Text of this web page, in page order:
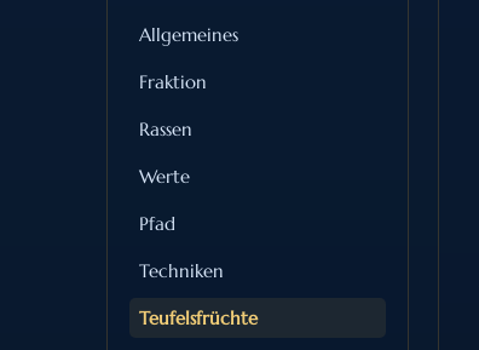
Allgemeines
Fraktion
Rassen
Werte
Pfad
Techniken
Teufelsfrüchte